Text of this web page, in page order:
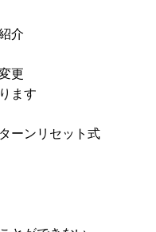
介
更
ます
ーンリセット式